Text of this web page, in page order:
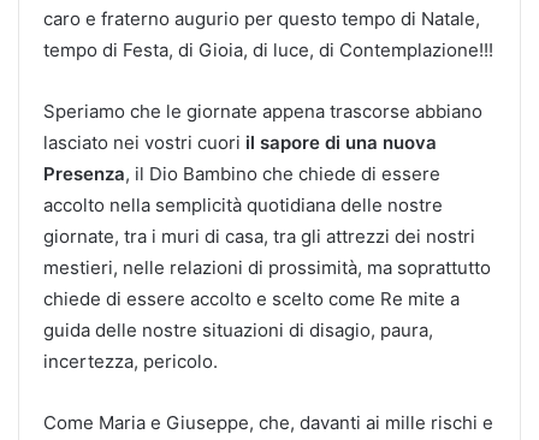
caro e fraterno augurio per questo tempo di Natale,
tempo di Festa, di Gioia, di luce, di Contemplazione!!!
Speriamo che le giornate appena trascorse abbiano
lasciato nei vostri cuori il sapore di una nuova
Presenza, il Dio Bambino che chiede di essere
accolto nella semplicità quotidiana delle nostre
giornate, tra i muri di casa, tra gli attrezzi dei nostri
mestieri, nelle relazioni di prossimità, ma soprattutto
chiede di essere accolto e scelto come Re mite a
guida delle nostre situazioni di disagio, paura,
incertezza, pericolo.
Come Maria e Giuseppe, che, davanti ai mille rischi e